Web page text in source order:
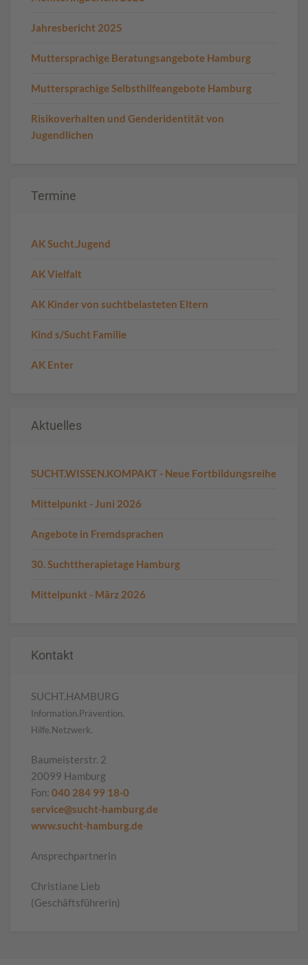
Jahresbericht 2025
Muttersprachige Beratungsangebote Hamburg
Muttersprachige Selbsthilfeangebote Hamburg
Risikoverhalten und Genderidentität von
Jugendlichen
Termine
AK Sucht.Jugend
AK Vielfalt
AK Kinder von suchtbelasteten Eltern
Kind s/Sucht Familie
AK Enter
Aktuelles
SUCHT.WISSEN.KOMPAKT - Neue Fortbildungsreihe
Mittelpunkt - Juni 2026
Angebote in Fremdsprachen
30. Suchttherapietage Hamburg
Mittelpunkt - März 2026
Kontakt
SUCHT.HAMBURG
Information.Prävention.
Hilfe.Netzwerk.
Baumeisterstr. 2
20099 Hamburg
Fon: 040 284 99 18-0
service@sucht-hamburg.de
www.sucht-hamburg.de
Ansprechpartnerin
Christiane Lieb
(Geschäftsführerin)